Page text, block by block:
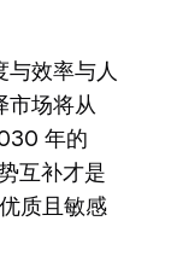
与效率与人
市场将从
年的
互补才是
质且敏感